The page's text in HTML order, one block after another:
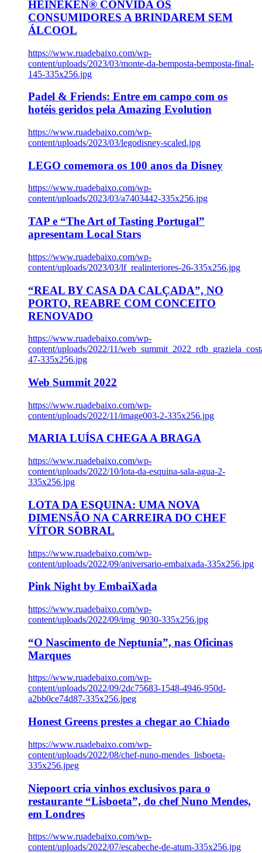
HEINEKEN® CONVIDA OS
CONSUMIDORES A BRINDAREM SEM
ÁLCOOL
https://www.ruadebaixo.com/wp-
content/uploads/2023/03/monte-da-bemposta-bemposta-final-
145-335x256.jpg
Padel & Friends: Entre em campo com os
hotéis geridos pela Amazing Evolution
https://www.ruadebaixo.com/wp-
content/uploads/2023/03/legodisney-scaled.jpg
LEGO comemora os 100 anos da Disney
https://www.ruadebaixo.com/wp-
content/uploads/2023/03/a7403442-335x256.jpg
TAP e “The Art of Tasting Portugal”
apresentam Local Stars
https://www.ruadebaixo.com/wp-
content/uploads/2023/03/lf_realinteriores-26-335x256.jpg
“REAL BY CASA DA CALÇADA”, NO
PORTO, REABRE COM CONCEITO
RENOVADO
https://www.ruadebaixo.com/wp-
content/uploads/2022/11/
47-335x256.jpg
Web Summit 2022
https://www.ruadebaixo.com/wp-
content/uploads/2022/11/image003-2-335x256.jpg
MARIA LUÍSA CHEGA A BRAGA
https://www.ruadebaixo.com/wp-
content/uploads/2022/10/lota-da-esquina-sala-agua-2-
335x256.jpg
LOTA DA ESQUINA: UMA NOVA
DIMENSÃO NA CARREIRA DO CHEF
VÍTOR SOBRAL
https://www.ruadebaixo.com/wp-
content/uploads/2022/09/aniversario-embaixada-335x256.jpg
Pink Night by EmbaiXada
https://www.ruadebaixo.com/wp-
content/uploads/2022/09/img_9030-335x256.jpg
“O Nascimento de Neptunia”, nas Oficinas
Marques
https://www.ruadebaixo.com/wp-
content/uploads/2022/09/2dc75683-1548-4946-950d-
a2bb0ce74d87-335x256.jpeg
Honest Greens prestes a chegar ao Chiado
https://www.ruadebaixo.com/wp-
content/uploads/2022/08/chef-nuno-mendes_lisboeta-
335x256.jpeg
Niepoort cria vinhos exclusivos para o
restaurante “Lisboeta”, do chef Nuno Mendes,
em Londres
https://www.ruadebaixo.com/wp-
content/uploads/2022/07/escabeche-de-atum-335x256.jpg